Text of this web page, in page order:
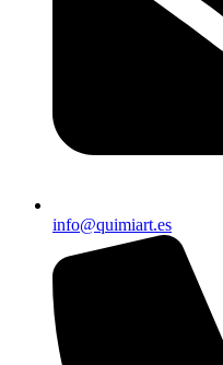
info@quimiart.es